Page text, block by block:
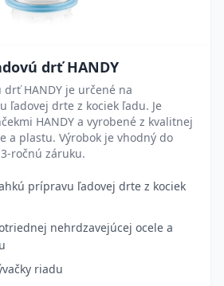
drť HANDY
HANDY je určené na
ľadovej drte z kociek ľadu. Je
HANDY a vyrobené z kvalitnej
a plastu. Výrobok je vhodný do
ročnú záruku.
prípravu ľadovej drte z kociek
nehrdzavejúcej ocele a
riadu